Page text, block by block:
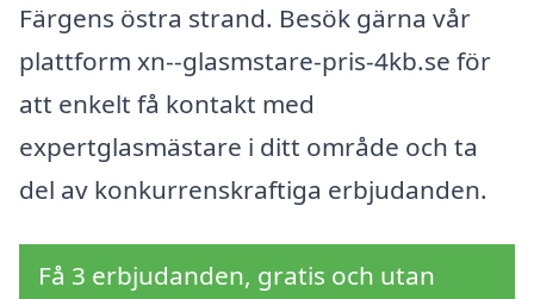
Färgens östra strand. Besök gärna vår
plattform xn--glasmstare-pris-4kb.se för
att enkelt få kontakt med
expertglasmästare i ditt område och ta
del av konkurrenskraftiga erbjudanden.
Få 3 erbjudanden, gratis och utan